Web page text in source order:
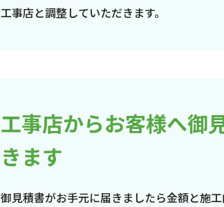
工事店と調整していただきます。
工事店からお客様へ御
きます
御見積書がお手元に届きましたら金額と施